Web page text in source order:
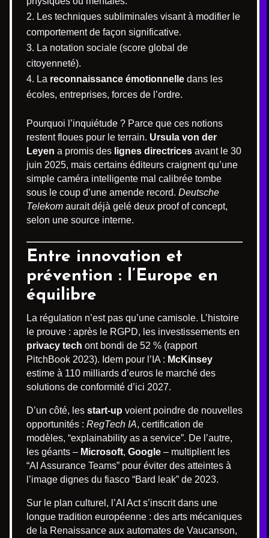
Les techniques subliminales visant à modifier le
comportement de façon significative.
La notation sociale (score global de
citoyenneté).
La reconnaissance émotionnelle dans les
écoles, entreprises, forces de l’ordre.
Pourquoi l’inquiétude ? Parce que ces notions
restent floues pour le terrain. Ursula von der
Leyen a promis des lignes directrices avant le 30
juin 2025, mais certains éditeurs craignent qu’une
simple caméra intelligente mal calibrée tombe
sous le coup d’une amende record. Deutsche
Telekom aurait déjà gelé deux proof of concept,
selon une source interne.
Entre innovation et
prévention : l’Europe en
équilibre
La régulation n’est pas qu’une camisole. L’histoire
le prouve : après le RGPD, les investissements en
privacy tech ont bondi de 52 % (rapport
PitchBook 2023). Idem pour l’IA : McKinsey
estime à 110 milliards d’euros le marché des
solutions de conformité d’ici 2027.
D’un côté, les start-up voient poindre de nouvelles
opportunités : RegTech IA, certification de
modèles, “explainability as a service”. De l’autre,
les géants – Microsoft, Google – multiplient les
“AI Assurance Teams” pour éviter des atteintes à
l’image dignes du fiasco “Bard leak” de 2023.
Sur le plan culturel, l’AI Act s’inscrit dans une
longue tradition européenne : des arts mécaniques
de la Renaissance aux automates de Vaucanson,